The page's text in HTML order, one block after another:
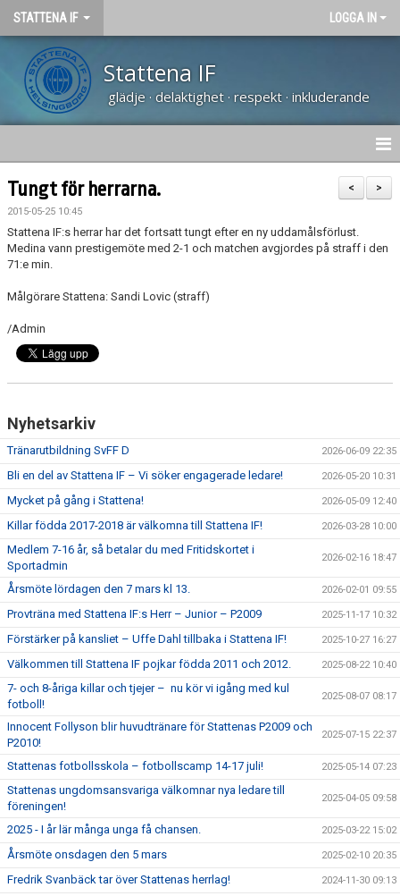
STATTENA IF LOGGA IN
Stattena IF
glädje · delaktighet · respekt · inkluderande
HEM
NYHETER
TRÄNARUTBILDNING SVFF D
OM KLUBBEN
KALENDER
SPONSORER
DOMARE, MATCHER.
AVGIFTER
FÖRENINGSSHOP
KONTAKT
STATTENA CUP
INTRESSEANMÄLAN SOM TRÄNARE/LEDARE
INTRESSEANMÄLAN MEDLEM/SPELARE
>
<
Tungt för herrarna.
2015-05-25 10:45
Stattena IF:s herrar har det fortsatt tungt efter en ny uddamålsförlust.
Medina vann prestigemöte med 2-1 och matchen avgjordes på straff i den
71:e min.
Målgörare Stattena: Sandi Lovic (straff)
/Admin
Nyhetsarkiv
Tränarutbildning SvFF D 2026-06-09 22:35
Bli en del av Stattena IF – Vi söker engagerade ledare! 2026-05-20 10:31
Mycket på gång i Stattena! 2026-05-09 12:40
Killar födda 2017-2018 är välkomna till Stattena IF! 2026-03-28 10:00
Medlem 7-16 år, så betalar du med Fritidskortet i
Sportadmin
2026-02-16 18:47
Årsmöte lördagen den 7 mars kl 13. 2026-02-01 09:55
Provträna med Stattena IF:s Herr – Junior – P2009 2025-11-17 10:32
Förstärker på kansliet – Uffe Dahl tillbaka i Stattena IF! 2025-10-27 16:27
Välkommen till Stattena IF pojkar födda 2011 och 2012. 2025-08-22 10:40
7- och 8-åriga killar och tjejer – nu kör vi igång med kul
fotboll!
2025-08-07 08:17
Innocent Follyson blir huvudtränare för Stattenas P2009 och
P2010!
2025-07-15 22:37
Stattenas fotbollsskola – fotbollscamp 14-17 juli! 2025-05-14 07:23
Stattenas ungdomsansvariga välkomnar nya ledare till
föreningen!
2025-04-05 09:58
2025 - I år lär många unga få chansen. 2025-03-22 15:02
Årsmöte onsdagen den 5 mars 2025-02-10 20:35
Fredrik Svanbäck tar över Stattenas herrlag! 2024-11-30 09:13